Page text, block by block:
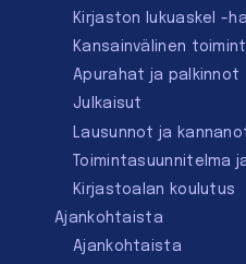
Kirjaston lukuaskel -
Kansainvälinen
Apurahat ja palkinnot
Julkaisut
Lausunnot ja
Toimintasuunnitelma
Kirjastoalan koulutus
Ajankohtaista
Ajankohtaista